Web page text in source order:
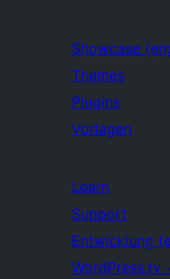
Showcase
Themes
Plugins
Vorlagen
Learn
Support
Entwicklung
WordPress.tv